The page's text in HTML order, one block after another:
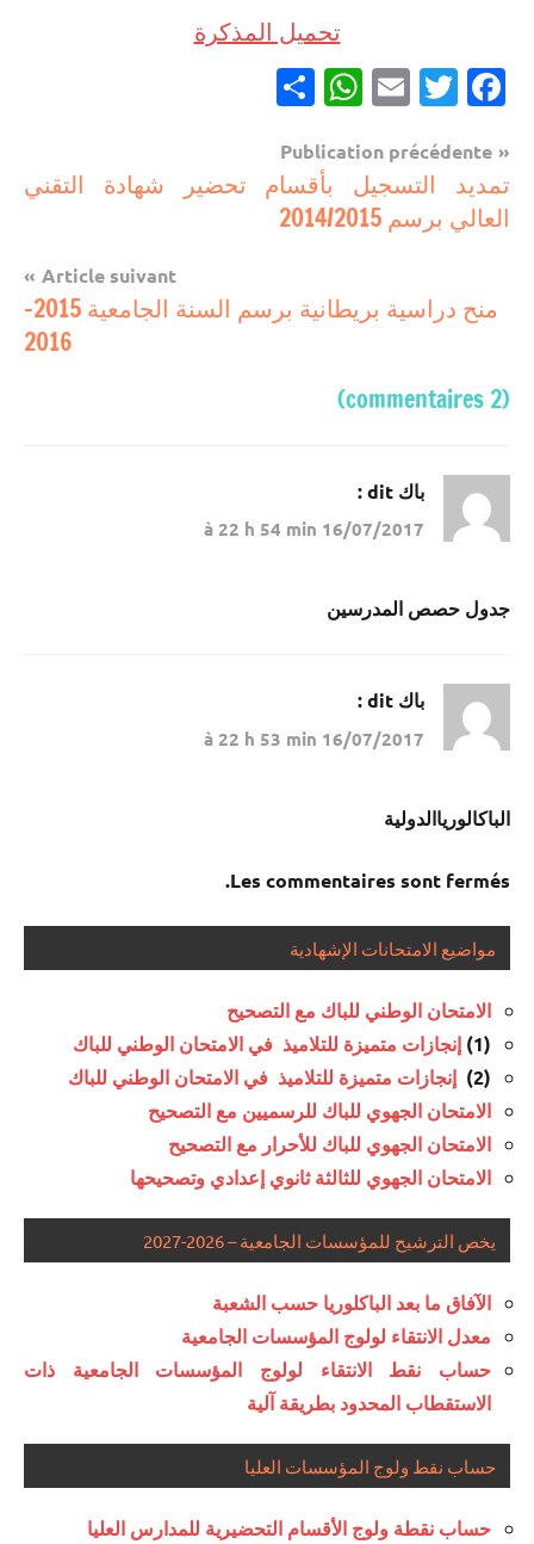
تحميل المذكرة
Facebook
Twitter
Email
WhatsApp
مستجدات
تربوية
Navigation
de
l’article
Publication précédente
تمديد التسجيل بأقسام تحضير شهادة التقني
العالي برسم 2014/2015
Article suivant
منح دراسية بريطانية برسم السنة الجامعية 2015-
2016
(2 commentaires)
باك dit :
16/07/2017 à 22 h 54 min
جدول حصص المدرسين
باك dit :
16/07/2017 à 22 h 53 min
الباكالورياالدولية
Les commentaires sont fermés.
مواضيع الامتحانات الإشهادية
الامتحان الوطني للباك مع التصحيح
(1)
إنجازات متميزة للتلاميذ في الامتحان الوطني للباك
(2)
إنجازات متميزة للتلاميذ في الامتحان الوطني للباك
الامتحان الجهوي للباك للرسميين مع التصحيح
الامتحان الجهوي للباك للأحرار مع التصحيح
الامتحان الجهوي للثالثة ثانوي إعدادي وتصحيحها
يخص الترشيح للمؤسسات الجامعية – 2026-2027
الآفاق ما بعد الباكلوريا حسب الشعبة
معدل الانتقاء لولوج المؤسسات الجامعية
حساب نقط الانتقاء لولوج المؤسسات الجامعية ذات
الاستقطاب المحدود بطريقة آلية
حساب نقط ولوج المؤسسات العليا
حساب نقطة ولوج الأقسام التحضيرية للمدارس العليا